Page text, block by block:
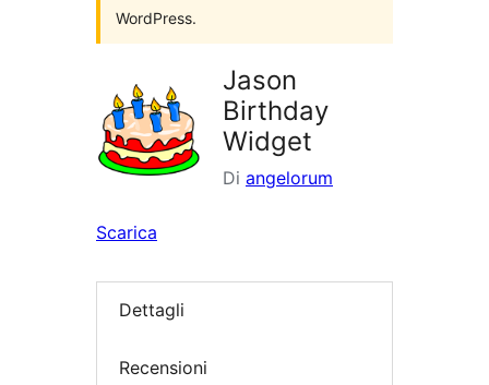
WordPress.
Jason
Birthday
Widget
Di angelorum
Scarica
Dettagli
Recensioni